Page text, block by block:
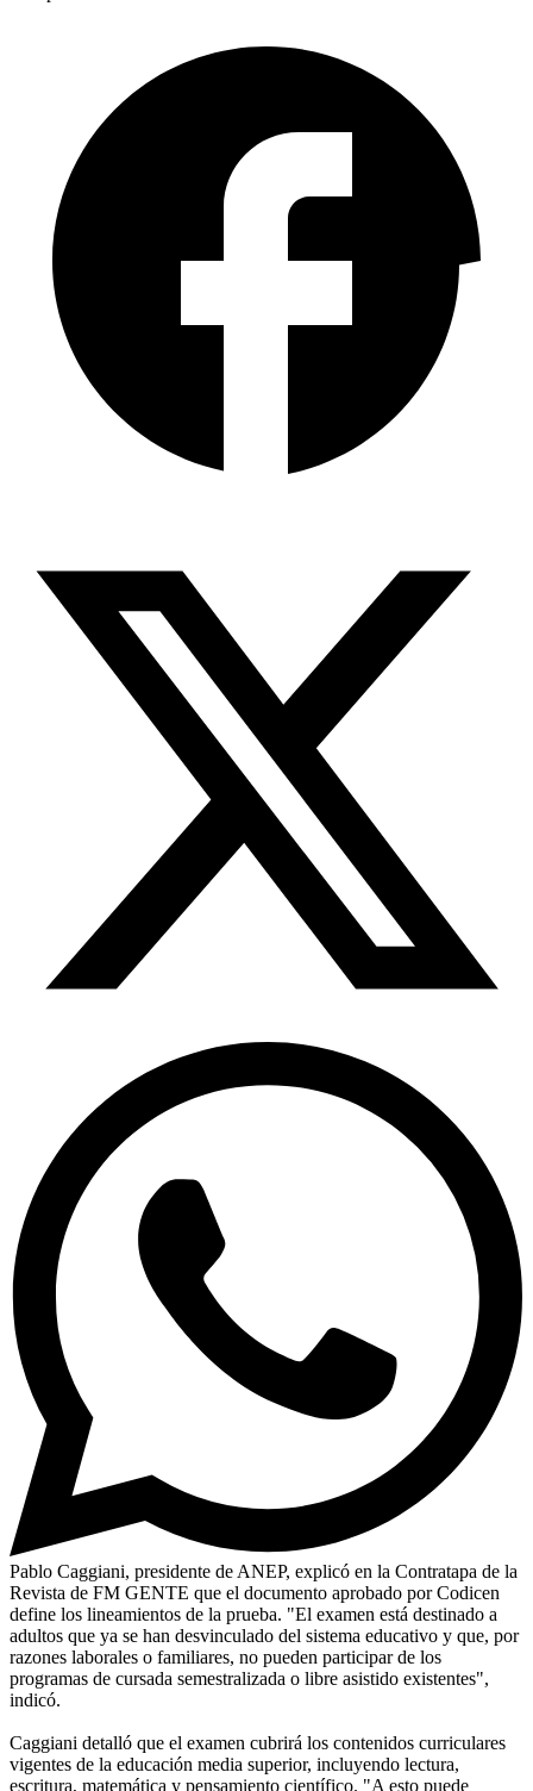
Pablo Caggiani, presidente de ANEP, explicó en la Contratapa de la
Revista de FM GENTE que el documento aprobado por Codicen
define los lineamientos de la prueba. "El examen está destinado a
adultos que ya se han desvinculado del sistema educativo y que, por
razones laborales o familiares, no pueden participar de los
programas de cursada semestralizada o libre asistido existentes",
indicó.
Caggiani detalló que el examen cubrirá los contenidos curriculares
vigentes de la educación media superior, incluyendo lectura,
escritura, matemática y pensamiento científico. "A esto puede